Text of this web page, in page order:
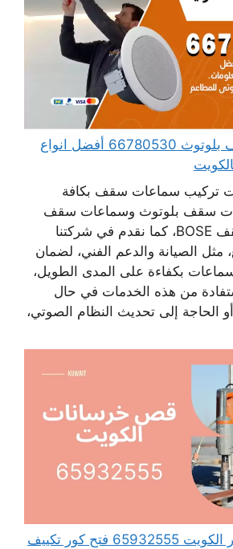
فني سماعات سقف بلوتوث 66780530 أفضل انواع
تركيب سماعات سقف بكافة
سقف بلوتوث وسماعات سقف
JPL وسماعات سقف BOSE، كما نقدم في شركتنا
مثل الصيانة والدعم الفني، لضمان
بكفاءة على المدى الطويل،
من هذه الخدمات في حال
إلى تحديث النظام الصوتي،
فتح كور تكييف